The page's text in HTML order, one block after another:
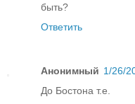
быть?
Ответить
Анонимный 1/26/
До Бостона т.е.